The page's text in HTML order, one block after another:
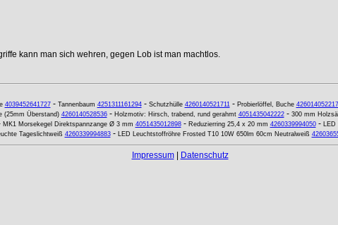
kann man sich wehren, gegen Lob ist man machtlos.
4039452641727- Tannenbaum 4251311161294- Schutzhülle 4260140521711- Probierlöffel, Buche
(25mm Überstand) 4260140528536- Holzmotiv: Hirsch, trabend, rund gerahmt 4051435042222- 300 mm
MK1 Morsekegel Direktspannzange Ø 3 mm 4051435012898- Reduzierring 25,4 x 20 mm 4260339994050- LED
Tageslichtweiß 4260339994883- LED Leuchtstoffröhre Frosted T10 10W 650lm 60cm Neutralweiß
Impressum| Datenschutz